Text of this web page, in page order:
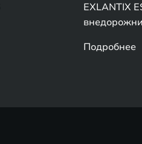
EXLANTIX
Подробнее